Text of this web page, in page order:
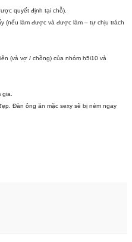
quyết định tại chỗ).
làm được và được làm – tự chịu trách
(và vợ / chồng) của nhóm h5i10 và
gia.
Đàn ông ăn mặc sexy sẽ bị ném ngay